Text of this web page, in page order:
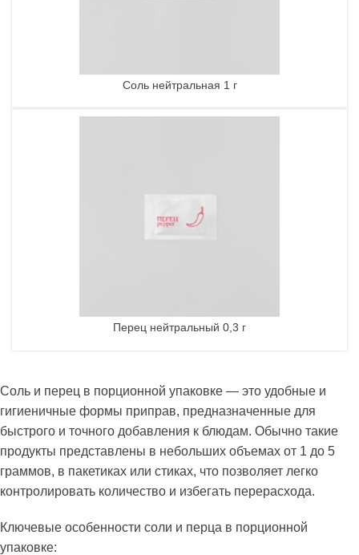
Соль нейтральная 1 г
Перец нейтральный 0,3 г
Соль и перец в порционной упаковке — это удобные и
гигиеничные формы приправ, предназначенные для
быстрого и точного добавления к блюдам. Обычно такие
продукты представлены в небольших объемах от 1 до 5
граммов, в пакетиках или стиках, что позволяет легко
контролировать количество и избегать перерасхода.
Ключевые особенности соли и перца в порционной
упаковке: